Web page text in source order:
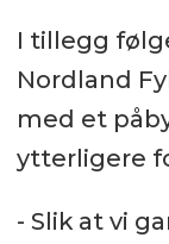
I tillegg
Nordland
med et
ytterligere
- Slik at vi